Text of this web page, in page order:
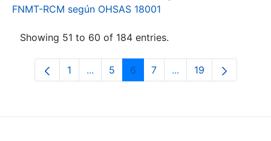
FNMT-RCM según OHSAS 18001
Showing 51 to 60 of 184 entries.
Page
1 ...Intermediate Pages Use TAB to
Page
5 Page
6 Page
7 ...Intermediate Pages
Page
19